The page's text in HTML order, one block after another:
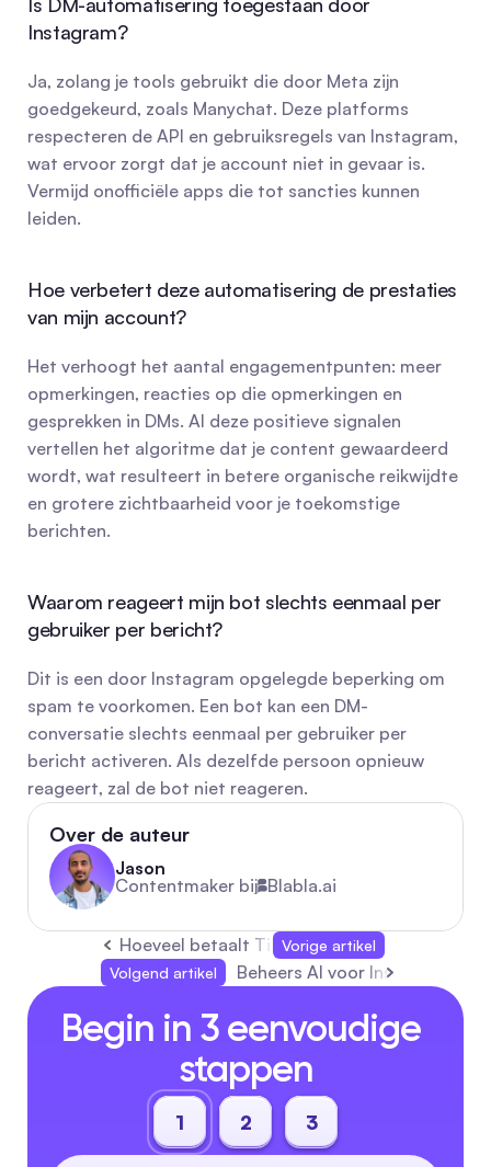
Instagram?
Ja, zolang je tools gebruikt die door Meta zijn
goedgekeurd, zoals Manychat. Deze platforms
respecteren de API en gebruiksregels van Instagram,
wat ervoor zorgt dat je account niet in gevaar is.
Vermijd onofficiële apps die tot sancties kunnen
leiden.
Hoe verbetert deze automatisering de prestaties
van mijn account?
Het verhoogt het aantal engagementpunten: meer
opmerkingen, reacties op die opmerkingen en
gesprekken in DMs. Al deze positieve signalen
vertellen het algoritme dat je content gewaardeerd
wordt, wat resulteert in betere organische reikwijdte
en grotere zichtbaarheid voor je toekomstige
berichten.
Waarom reageert mijn bot slechts eenmaal per
gebruiker per bericht?
Dit is een door Instagram opgelegde beperking om
spam te voorkomen. Een bot kan een DM-
conversatie slechts eenmaal per gebruiker per
bericht activeren. Als dezelfde persoon opnieuw
reageert, zal de bot niet reageren.
Over de auteur
Jason
Contentmaker bij Blabla.ai
Hoeveel betaalt TikTok voor 1 miljoen
Vorige artikel
Volgend artikel
Beheers AI voor Instagram:
Begin in 3 eenvoudige
stappen
1 2 3